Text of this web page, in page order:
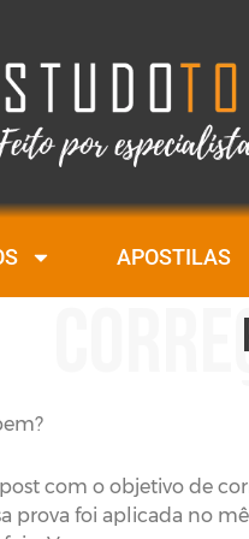
APOSTILAS
post com o objetivo de
prova foi aplicada no